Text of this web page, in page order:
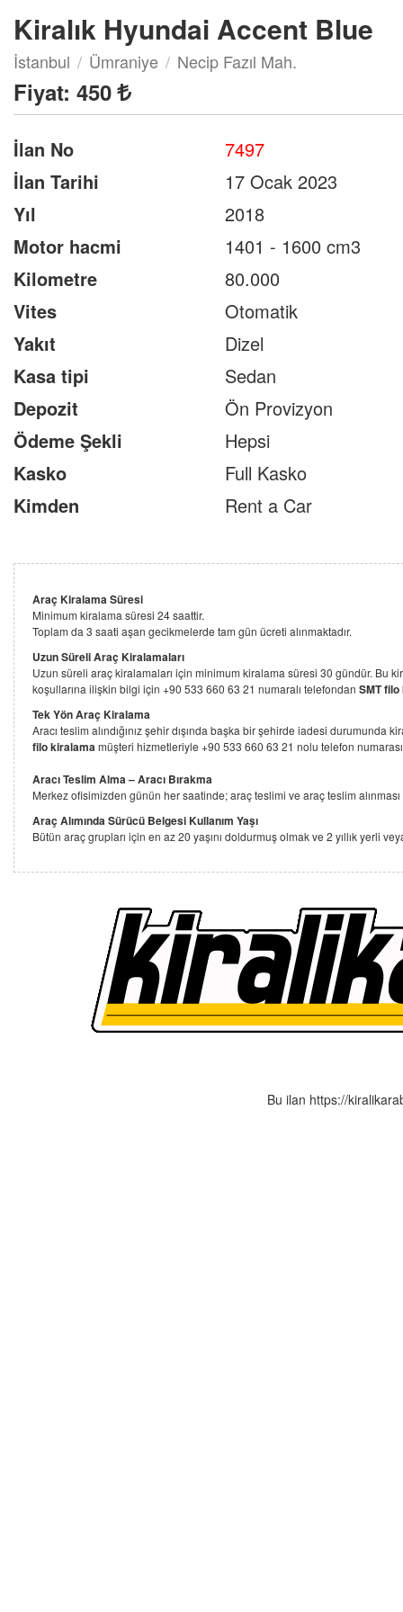
Kiralık Hyundai Accent Blue
İstanbul Ümraniye Necip Fazıl Mah.
Fiyat: 450
İlan No
7497
İlan Tarihi
17 Ocak 2023
Yıl
2018
Motor hacmi
1401 - 1600 cm3
Kilometre
80.000
Vites
Otomatik
Yakıt
Dizel
Kasa tipi
Sedan
Depozit
Ön Provizyon
Ödeme Şekli
Hepsi
Kasko
Full Kasko
Kimden
Rent a Car
Araç Kiralama Süresi
Minimum kiralama süresi 24 saattir.
Toplam da 3 saati aşan gecikmelerde tam gün ücreti alınmaktadır.
Uzun Süreli Araç Kiralamaları
Uzun süreli araç kiralamaları için minimum kiralama süresi 30 gündür. Bu
koşullarına ilişkin bilgi için +90 533 660 63 21 numaralı telefondan SMT
Tek Yön Araç Kiralama
Aracı teslim alındığınız şehir dışında başka bir şehirde iadesi durumunda
filo kiralama müşteri hizmetleriyle +90 533 660 63 21 nolu telefon
Aracı Teslim Alma – Aracı Bırakma
Merkez ofisimizden günün her saatinde; araç teslimi ve araç teslim
Araç Alımında Sürücü Belgesi Kullanım Yaşı
Bütün araç grupları için en az 20 yaşını doldurmuş olmak ve 2 yıllık yerli
Bu ilan https://